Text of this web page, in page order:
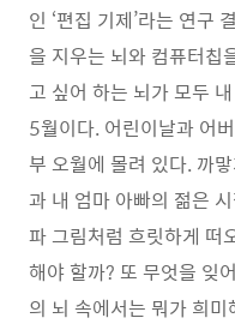
인 ‘편집 기제’라는 연구
을 지우는 뇌와 컴퓨터칩
고 싶어 하는 뇌가 모두
5월이다. 어린이날과 어
부 오월에 몰려 있다. 까
과 내 엄마 아빠의 젊은
파 그림처럼 흐릿하게 떠
해야 할까? 또 무엇을 잊
의 뇌 속에서는 뭐가 희